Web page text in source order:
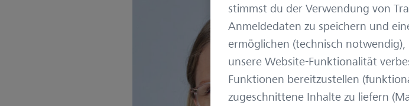
stimmst du der Verwendung von
Anmeldedaten zu speichern und
ermöglichen (technisch
unsere Website-Funktionalität
Funktionen bereitzustellen
zugeschnittene Inhalte zu liefern